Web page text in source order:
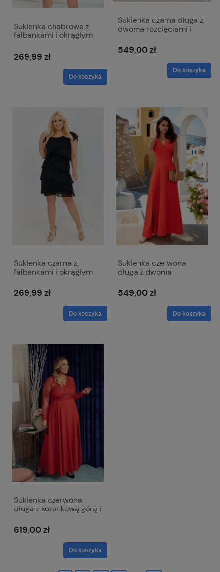
Sukienka chabrowa z
falbankami i okrągłym
269,99 zł
Do koszyka
Sukienka czarna długa z
dwoma rozcięciami i
lekko mieniącego się
materiału - Milena
549,00 zł
Do koszyka
Sukienka czarna z
falbankami i okrągłym
269,99 zł
Do koszyka
Sukienka czerwona
długa z dwoma
literkę V z lekko
mieniącego się
materiału - Milena
549,00 zł
Do koszyka
Sukienka czerwona
długa z koronkową górą i
Maxi
619,00 zł
Do koszyka